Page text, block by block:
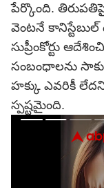
పేర్కొంది.
వెంటనే కానిస్టేబుల్
సుప్రీంకోర్టు
సంబంధాలను
హక్కు ఎవరికీ
స్పష్టమైంది.